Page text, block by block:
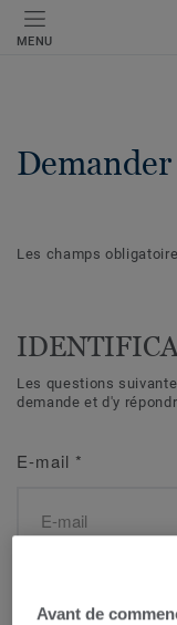
MENU
Les champs
Les questions
demande et d'y
E-mail *
Prénom *
Avant de